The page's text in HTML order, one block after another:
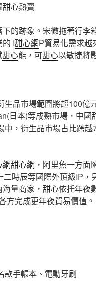
甜心熱賣
的跡象。宋微拖著行李
I甜心網P貿易化需求越
甜心能，可甜心以敏捷將
品市場範圍將超100億
日本)等成熟市場，中國
中，衍生品市場占比跨
網甜心網 ，阿里魚一方面
時辰等國際外頂級IP，
量商家， 甜心依托年夜
方完成更年夜貿易價值。
款手帳本、電動牙刷